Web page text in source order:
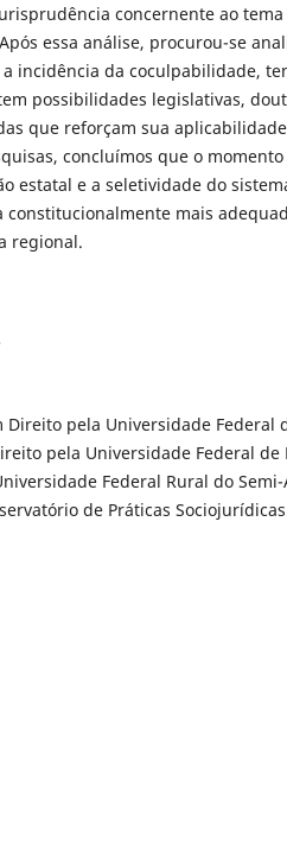
concernente ao
essa análise, procurou-se
incidência da coculpabilidade,
possibilidades legislativas,
que reforçam sua
concluímos que o
estatal e a seletividade do
mais
regional.
Direito pela Universidade Federal
pela Universidade Federal de
Federal Rural do
de Práticas